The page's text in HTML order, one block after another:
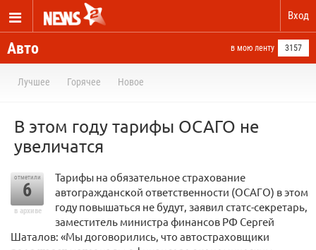
Вход
Авто в мою ленту 3157
Лучшее Горячее Новое
В этом году тарифы ОСАГО не
увеличатся
отметили
6
в архиве
Тарифы на обязательное страхование
автогражданской ответственности (ОСАГО) в этом
году повышаться не будут, заявил статс-секретарь,
заместитель министра финансов РФ Сергей
Шаталов: «Мы договорились, что автостраховщики